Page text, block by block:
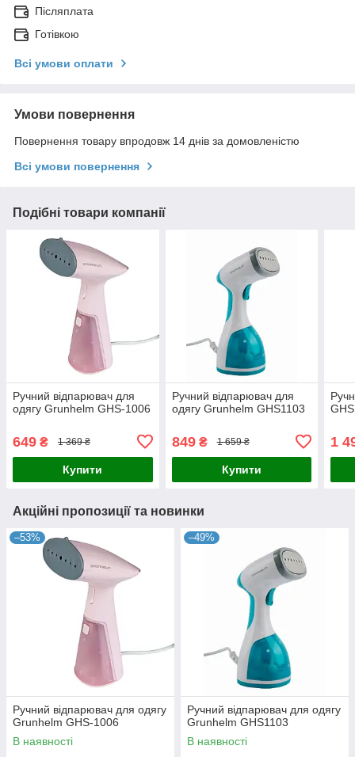
Післяплата
Готівкою
Всі умови оплати
Умови повернення
Повернення товару впродовж 14 днів за домовленістю
Всі умови повернення
Подібні товари компанії
Ручний відпарювач для
одягу Grunhelm GHS-1006
649 ₴ 1 369 ₴
Купити
Ручний відпарювач для
одягу Grunhelm GHS1103
849₴ 1 659 ₴
Купити
1
Акційні пропозиції та новинки
–53%
Ручний відпарювач для одягу
Grunhelm GHS-1006
В наявності
–49%
Ручний відпарювач для одягу
Grunhelm GHS1103
В наявності